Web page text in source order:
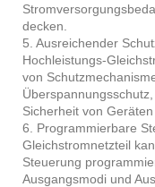
decken.
5. Ausreichender
Hochleistungs-
von
Sicherheit von
6. Programmierbare
Gleichstromnetzteil
Steuerung
Ausgangsmodi und